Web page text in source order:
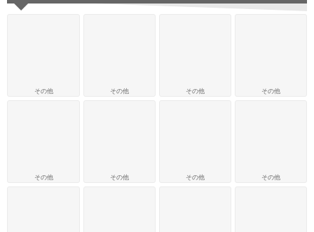
その他
その他
その他
その他
その他
その他
その他
その他